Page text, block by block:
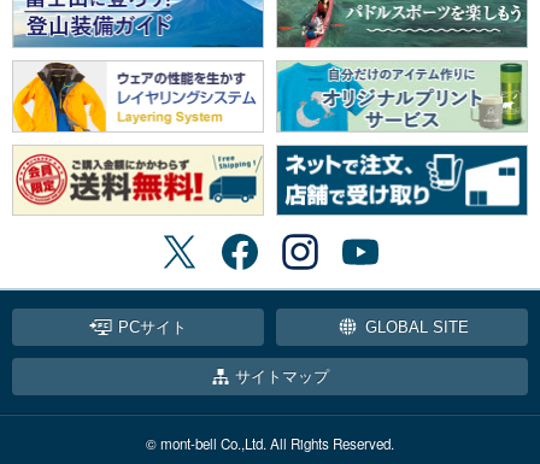
PCサイト GLOBAL SITE
サイトマップ
© mont-bell Co.,Ltd. All Rights Reserved.